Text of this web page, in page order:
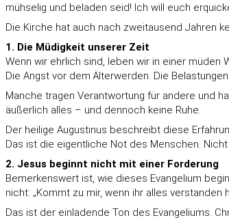
mühselig und beladen seid! Ich will euch
Die Kirche hat auch nach zweitausend Jahren
1. Die Müdigkeit unserer Zeit
Wenn wir ehrlich sind, leben wir in einer müden
Die Angst vor dem Älterwerden. Die
Manche tragen Verantwortung für andere und
äußerlich alles – und dennoch keine Ruhe.
Der heilige Augustinus beschreibt diese
Das ist die eigentliche Not des Menschen.
2. Jesus beginnt nicht mit einer Forderung
Bemerkenswert ist, wie dieses Evangelium
nicht: „Kommt zu mir, wenn ihr alles verstanden
Das ist der einladende Ton des Evangeliums.